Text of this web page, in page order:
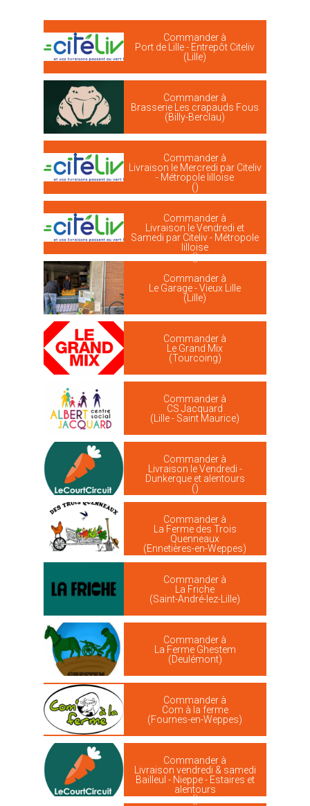
Commander à
Port de Lille - Entrepôt Citeliv
(Lille)
Commander à
Brasserie Les crapauds Fous
(Billy-Berclau)
Commander à
Livraison le Mercredi par Citeliv
- Métropole lilloise
()
Commander à
Livraison le Vendredi et
Samedi par Citeliv - Métropole
lilloise
()
Commander à
Le Garage - Vieux Lille
(Lille)
Commander à
Le Grand Mix
(Tourcoing)
Commander à
CS Jacquard
(Lille - Saint Maurice)
Commander à
Livraison le Vendredi -
Dunkerque et alentours
()
Commander à
La Ferme des Trois
Quenneaux
(Ennetières-en-Weppes)
Commander à
La Friche
(Saint-André-lez-Lille)
Commander à
La Ferme Ghestem
(Deulémont)
Commander à
Com à la ferme
(Fournes-en-Weppes)
Commander à
Livraison vendredi & samedi
Bailleul - Nieppe - Estaires et
alentours
()